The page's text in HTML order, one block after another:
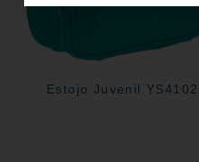
Estojo Juvenil